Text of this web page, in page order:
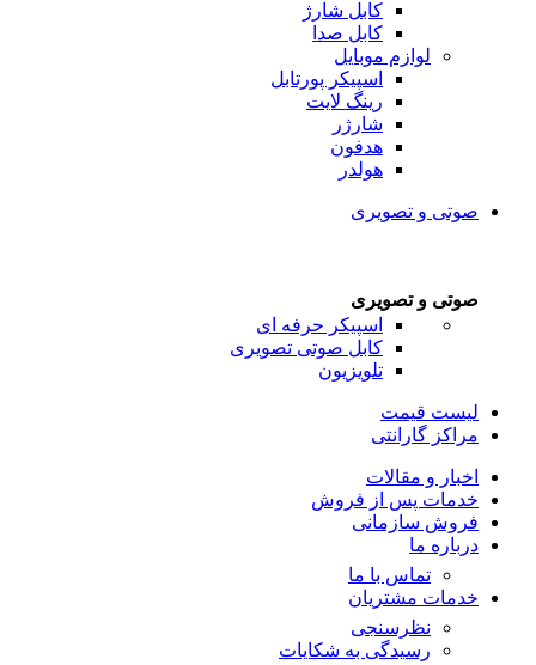
کابل شارژ
کابل صدا
لوازم موبایل
اسپیکر پورتابل
رینگ لایت
شارژر
هدفون
هولدر
صوتی و تصویری
صوتی و تصویری
اسپیکر حرفه ای
کابل صوتی تصویری
تلویزیون
لیست قیمت
مراکز گارانتی
اخبار و مقالات
خدمات پس از فروش
فروش سازمانی
درباره ما
تماس با ما
خدمات مشتریان
نظرسنجی
رسیدگی به شکایات